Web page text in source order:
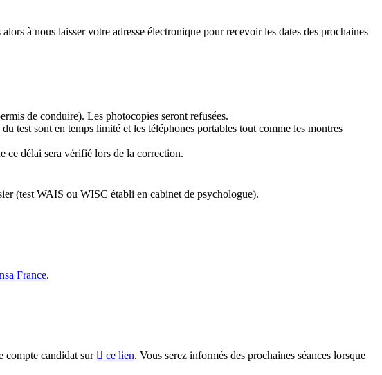
à nous laisser votre adresse électronique pour recevoir les dates des prochaines
de conduire). Les photocopies seront refusées.
test sont en temps limité et les téléphones portables tout comme les montres
ce délai sera vérifié lors de la correction.
(test WAIS ou WISC établi en cabinet de psychologue).
France.
compte candidat sur ce lien. Vous serez informés des prochaines séances lorsque